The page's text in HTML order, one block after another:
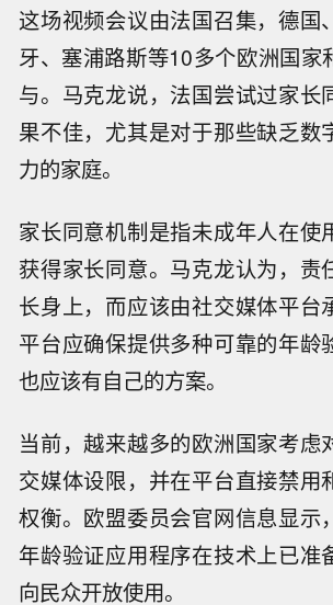
这场视频会议由法国召集，德国
牙、塞浦路斯等10多个欧洲国家
与。马克龙说，法国尝试过家长
果不佳，尤其是对于那些缺乏数
力的家庭。
家长同意机制是指未成年人在使
获得家长同意。马克龙认为，责
长身上，而应该由社交媒体平台
平台应确保提供多种可靠的年龄
也应该有自己的方案。
当前，越来越多的欧洲国家考虑
交媒体设限，并在平台直接禁用
权衡。欧盟委员会官网信息显示
年龄验证应用程序在技术上已准
向民众开放使用。